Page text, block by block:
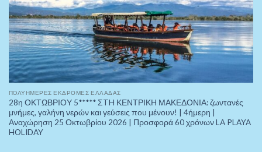
ΠOΛΥΉΜΕΡΕΣ ΕΚΔΡΟΜΈΣ ΕΛΛΆΔΑΣ
28η ΟΚΤΩΒΡΙΟΥ 5***** ΣTH ΚΕΝΤΡΙΚΗ ΜΑΚΕΔΟΝΙΑ: ζωντανές
μνήμες, γαλήνη νερών και γεύσεις που μένουν! | 4ήμερη |
Αναχώρηση 25 Οκτωβρίου 2026 | Προσφορά 60 χρόνων LA PLAYA
HOLIDAY